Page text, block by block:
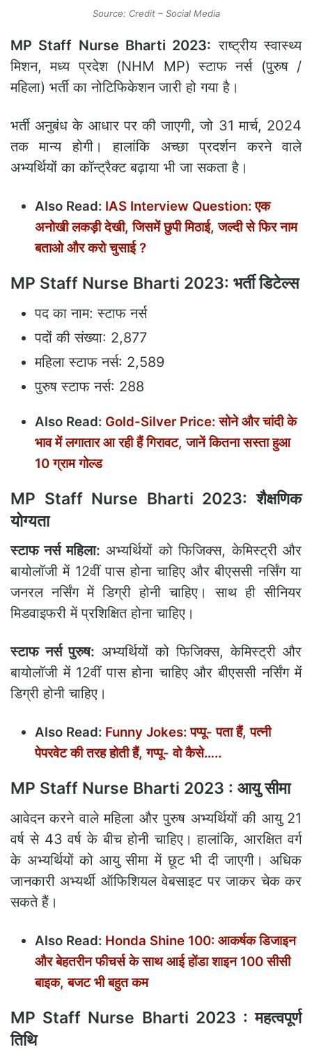
Source: Credit – Social Media
MP Staff Nurse Bharti 2023: राष्ट्रीय स्वास्थ्य
मिशन, मध्य प्रदेश (NHM MP) स्टाफ नर्स (पुरुष /
महिला) भर्ती का नोटिफिकेशन जारी हो गया है।
भर्ती अनुबंध के आधार पर की जाएगी, जो 31 मार्च, 2024
तक मान्य होगी। हालांकि अच्छा प्रदर्शन करने वाले
अभ्यर्थियों का कॉन्ट्रैक्ट बढ़ाया भी जा सकता है।
Also Read: IAS Interview Question: एक
अनोखी लकड़ी देखी, जिसमें छुपी मिठाई, जल्‍दी से फिर नाम
बताओ और करो चुसाई ?
MP Staff Nurse Bharti 2023: भर्ती डिटेल्स
पद का नाम: स्टाफ नर्स
पदों की संख्या: 2,877
महिला स्टाफ नर्स: 2,589
पुरुष स्टाफ नर्स: 288
Also Read: Gold-Silver Price: सोने और चांदी के
भाव में लगातार आ रही हैं गिरावट, जानें कितना सस्‍ता हुआ
10 ग्राम गोल्ड
MP Staff Nurse Bharti 2023: शैक्षणिक
योग्यता
स्टाफ नर्स महिला: अभ्यर्थियों को फिजिक्स, केमिस्ट्री और
बायोलॉजी में 12वीं पास होना चाहिए और बीएससी नर्सिंग या
जनरल नर्सिंग में डिग्री होनी चाहिए। साथ ही सीनियर
मिडवाइफरी में प्रशिक्षित होना चाहिए।
स्टाफ नर्स पुरुष: अभ्यर्थियों को फिजिक्स, केमिस्ट्री और
बायोलॉजी में 12वीं पास होना चाहिए और बीएससी नर्सिंग में
डिग्री होनी चाहिए।
Also Read: Funny Jokes: पप्‍पू- पता हैं, पत्‍नी
पेपरवेट की तरह होती हैं, गप्‍पू- वो कैसे…..
MP Staff Nurse Bharti 2023 : आयु सीमा
आवेदन करने वाले महिला और पुरुष अभ्यर्थियों की आयु 21
वर्ष से 43 वर्ष के बीच होनी चाहिए। हालांकि, आरक्षित वर्ग
के अभ्यर्थियों को आयु सीमा में छूट भी दी जाएगी। अधिक
जानकारी अभ्यर्थी ऑफिशियल वेबसाइट पर जाकर चेक कर
सकते हैं।
Also Read: Honda Shine 100: आकर्षक डिजाइन
और बेहतरीन फीचर्स के साथ आई होंडा शाइन 100 सीसी
बाइक, बजट भी बहुत कम
MP Staff Nurse Bharti 2023 : महत्वपूर्ण
तिथि